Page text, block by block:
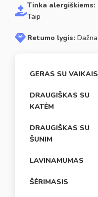
Tinka alergiškiems:
Taip
Retumo lygis: Dažna
GERAS SU VAIKAIS
DRAUGIŠKAS SU
KATĖM
DRAUGIŠKAS SU
ŠUNIM
LAVINAMUMAS
ŠĖRIMASIS